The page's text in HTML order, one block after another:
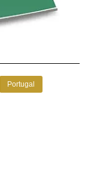
Portugal